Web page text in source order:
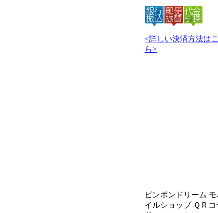
<詳しい決済方法は
ら>
ピンポンドリーム
イルショップ ＱＲコ